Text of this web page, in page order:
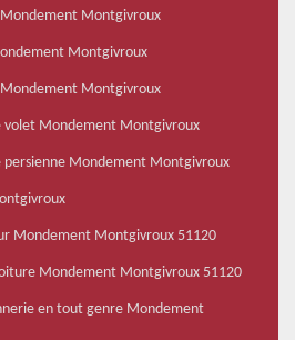
Montgivroux
Montgivroux
Montgivroux
volet Mondement Montgivroux
persienne Mondement Montgivroux
Mondement Montgivroux 51120
Mondement Montgivroux 51120
en tout genre Mondement